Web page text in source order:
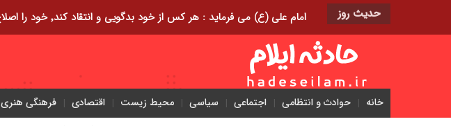
حدیث روز امام علی (ع) می فرماید : هر کس از خود بدگویی و انتقاد کند٬ خود را اصلاح کرده و هر کس خودستایی نماید٬ پس به تحقیق خویش را تباه نموده است.
خانه حوادث و انتظامی اجتماعی سیاسی محیط زیست اقتصادی فرهنگی هنری